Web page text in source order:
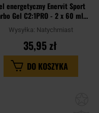
energetyczny Enervit Sport
Gel C2:1PRO - 2 x 60 ml -
Cola z kofeiną
Wysyłka: Natychmiast
35,95 zł
DO KOSZYKA